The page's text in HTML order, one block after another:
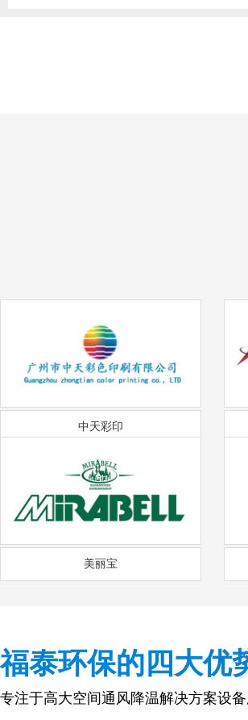
中天彩印
美丽宝
福泰环保的四大优
专注于高大空间通风降温解决方案设